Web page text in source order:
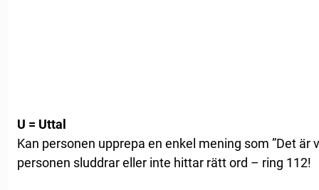
U = Uttal
Kan personen upprepa en enkel mening som ”Det är
personen sluddrar eller inte hittar rätt ord – ring 112!